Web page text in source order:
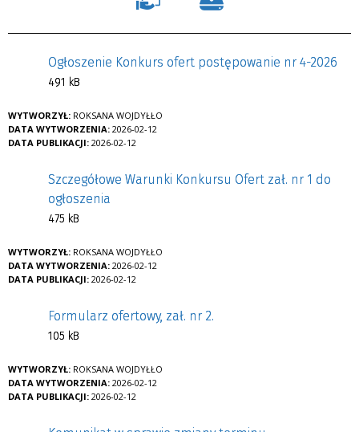
Ogłoszenie Konkurs ofert postępowanie nr 4-2026
491 kB
WYTWORZYŁ: ROKSANA WOJDYŁŁO
DATA WYTWORZENIA: 2026-02-12
DATA PUBLIKACJI: 2026-02-12
Szczegółowe Warunki Konkursu Ofert zał. nr 1 do
ogłoszenia
475 kB
WYTWORZYŁ: ROKSANA WOJDYŁŁO
DATA WYTWORZENIA: 2026-02-12
DATA PUBLIKACJI: 2026-02-12
Formularz ofertowy, zał. nr 2.
105 kB
WYTWORZYŁ: ROKSANA WOJDYŁŁO
DATA WYTWORZENIA: 2026-02-12
DATA PUBLIKACJI: 2026-02-12